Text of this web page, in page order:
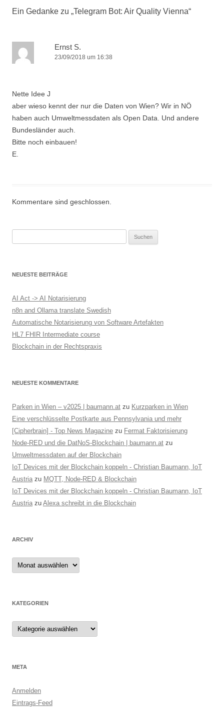
r
v
i
g
a
o
Ein Gedanke zu „Telegram Bot: Air Quality Vienna“
Ernst S.
23/09/2018 um 16:38
Nette Idee J
aber wieso kennt der nur die Daten von Wien? Wir in NÖ
haben auch Umweltmessdaten als Open Data. Und andere
Bundesländer auch.
Bitte noch einbauen!
E.
Kommentare sind geschlossen.
NEUESTE BEITRÄGE
AI Act -> AI Notarisierung
n8n and Ollama translate Swedish
Automatische Notarisierung von Software Artefakten
HL7 FHIR Intermediate course
Blockchain in der Rechtspraxis
NEUESTE KOMMENTARE
Parken in Wien – v2025 | baumann.at zu Kurzparken in Wien
Eine verschlüsselte Postkarte aus Pennsylvania und mehr
[Cipherbrain] - Top News Magazine zu Fermat Faktorisierung
Node-RED und die DatNoS-Blockchain | baumann.at zu
Umweltmessdaten auf der Blockchain
IoT Devices mit der Blockchain koppeln - Christian Baumann, IoT
Austria zu MQTT, Node-RED & Blockchain
IoT Devices mit der Blockchain koppeln - Christian Baumann, IoT
Austria zu Alexa schreibt in die Blockchain
ARCHIV
Archiv
KATEGORIEN
Kategorien
META
Anmelden
Eintrags-Feed